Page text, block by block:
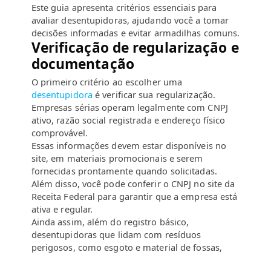
Este guia apresenta critérios essenciais para
avaliar desentupidoras, ajudando você a tomar
decisões informadas e evitar armadilhas comuns.
Verificação de regularização e
documentação
O primeiro critério ao escolher uma
desentupidora é verificar sua regularização.
Empresas sérias operam legalmente com CNPJ
ativo, razão social registrada e endereço físico
comprovável.
Essas informações devem estar disponíveis no
site, em materiais promocionais e serem
fornecidas prontamente quando solicitadas.
Além disso, você pode conferir o CNPJ no site da
Receita Federal para garantir que a empresa está
ativa e regular.
Ainda assim, além do registro básico,
desentupidoras que lidam com resíduos
perigosos, como esgoto e material de fossas,